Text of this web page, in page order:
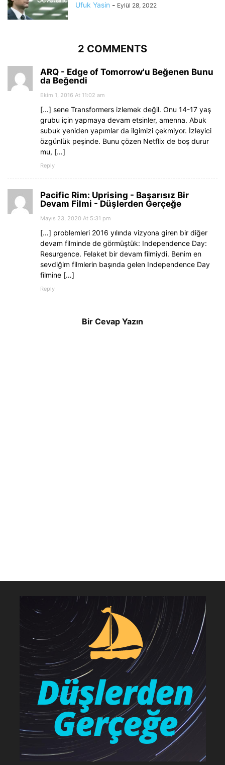
Ufuk Yasin - Eylül 28, 2022
2 COMMENTS
ARQ - Edge of Tomorrow'u Beğenen Bunu
da Beğendi
Ekim 1, 2016 At 11:02 am
[…] sene Transformers izlemek değil. Onu 14-17 yaş
grubu için yapmaya devam etsinler, amenna. Abuk
subuk yeniden yapımlar da ilgimizi çekmiyor. İzleyici
özgünlük peşinde. Bunu çözen Netflix de boş durur
mu, […]
Reply
Pacific Rim: Uprising - Başarısız Bir
Devam Filmi - Düşlerden Gerçeğe
Mayıs 23, 2020 At 5:31 pm
[…] problemleri 2016 yılında vizyona giren bir diğer
devam filminde de görmüştük: Independence Day:
Resurgence. Felaket bir devam filmiydi. Benim en
sevdiğim filmlerin başında gelen Independence Day
filmine […]
Reply
Bir Cevap Yazın